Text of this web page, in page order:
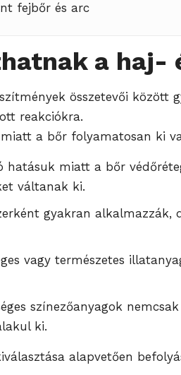
fejbőr és arc
a
összetevői
reakciókra.
a bőr folyamatosan ki
hatásuk miatt a bőr
váltanak ki.
gyakran alkalmazzák,
vagy természetes
színezőanyagok
ki.
alapvetően